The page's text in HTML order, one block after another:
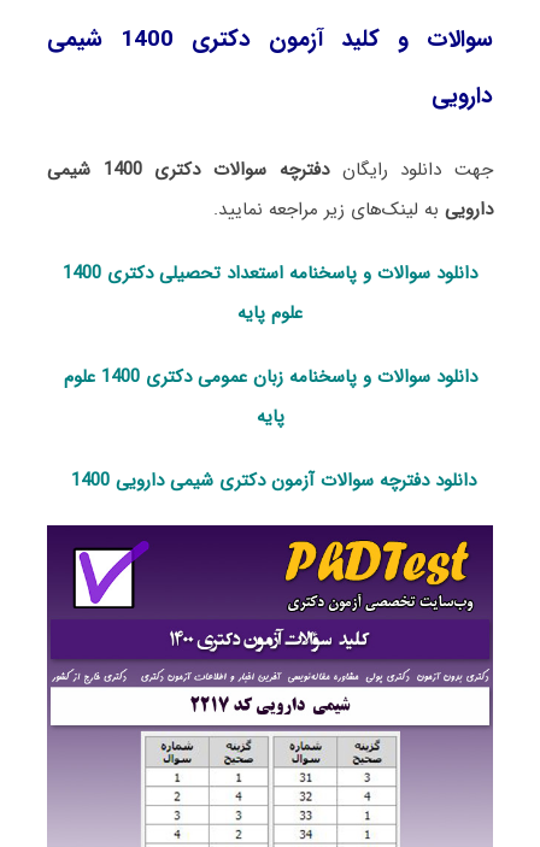
سوالات و کلید آزمون دکتری 1400 شیمی
دارویی
جهت دانلود رایگان
دفترچه سوالات دکتری 1400 شیمی
داروییبه لینک‌های زیر مراجعه نمایید.
دانلود سوالات و پاسخنامه استعداد تحصیلی دکتری 1400
علوم پایه
دانلود سوالات و پاسخنامه زبان عمومی دکتری 1400 علوم
پایه
دانلود دفترچه سوالات آزمون دکتری شیمی دارویی 1400